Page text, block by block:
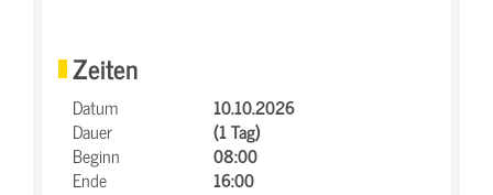
Zeiten
Datum
10.10.2026
Dauer
(1 Tag)
Beginn
08:00
Ende
16:00